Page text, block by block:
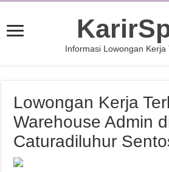
Informasi Lowongan Kerja
Lowongan Kerja
Warehouse Admin
Caturadiluhur